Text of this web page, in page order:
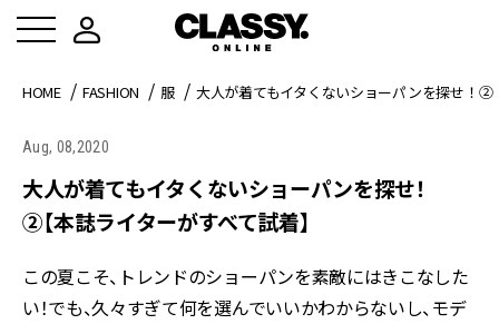
HOME FASHION 服 大人が着てもイタくないショーパンを探せ！②
Aug, 08,2020
大人が着てもイタくないショーパンを探せ！
②【本誌ライターがすべて試着】
この夏こそ、トレンドのショーパンを素敵にはきこなした
い！でも、久々すぎて何を選んでいいかわからないし、モデ